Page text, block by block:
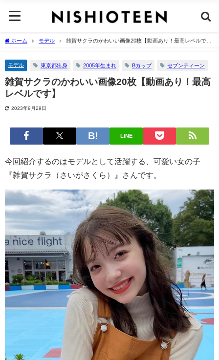
ホーム モデル
雑賀サクラのかわいい画像20枚【動画あり！最高レベルで
モデル 東京都出身 2005年生まれ Bカップ セブンティーン
雑賀サクラのかわいい画像20枚【動画あり！最高
レベルです】
2023年9月29日
LINE
今回紹介するのはモデルとして活躍する、可愛い女の子
『雑賀サクラ（さいがさくら）』さんです。